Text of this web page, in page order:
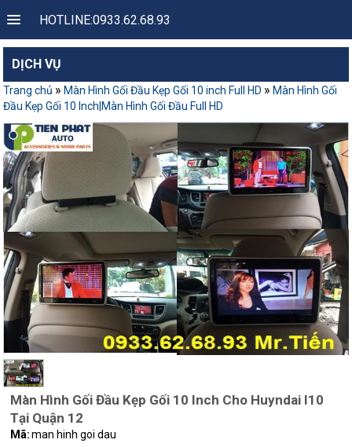
HOTLINE:0933.62.68.93
DỊCH VỤ
Trang chủ » Màn Hình Gối Đầu Kẹp Gối 10 inch Full HD » Màn Hình Gối
Đầu Kẹp Gối 10 Inch|Màn Hình Gối Đầu Full HD
Màn Hình Gối Đầu Kẹp Gối 10 Inch Cho Huyndai I10
Tại Quận 12
Mã: man hinh goi dau